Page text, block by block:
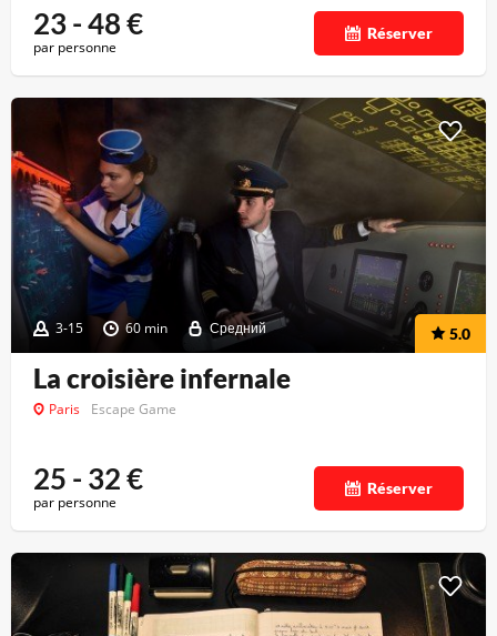
23 - 48€
par personne
Réserver
3-15 60 min Средний 5.0
La croisière infernale
Paris Escape Game
25 - 32€
par personne
Réserver